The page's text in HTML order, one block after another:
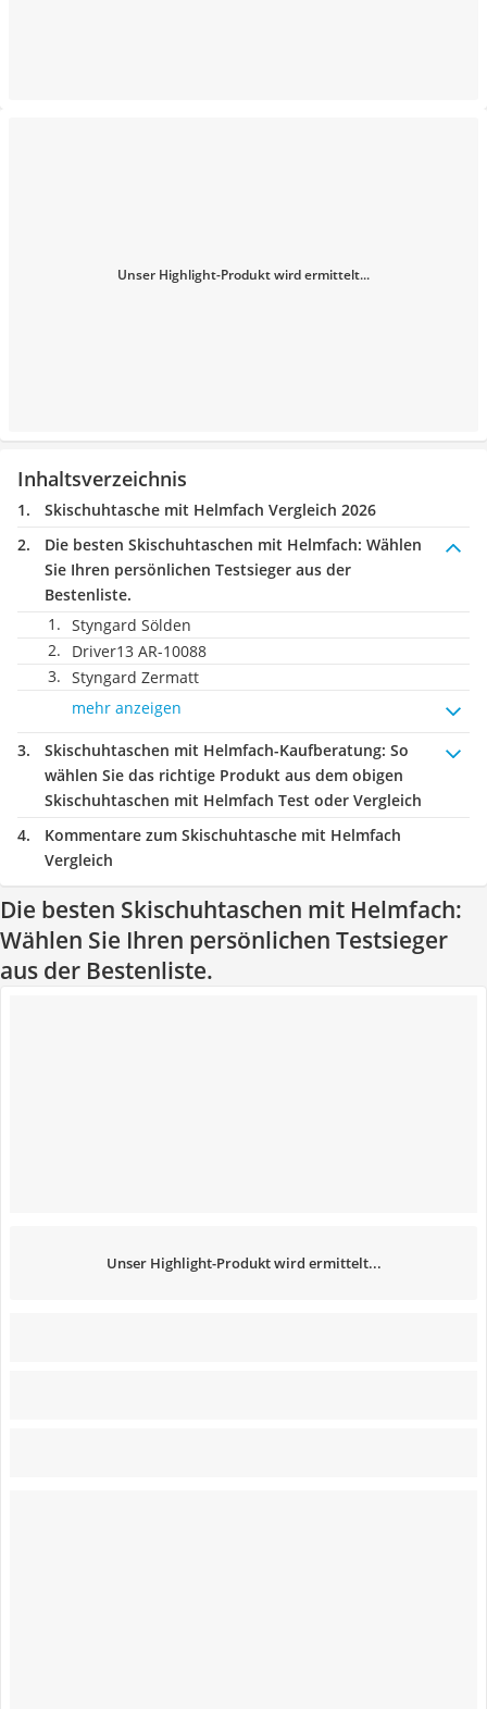
Unser Highlight-Produkt wird ermittelt...
Inhaltsverzeichnis
Skischuhtasche mit Helmfach Vergleich 2026
Die besten Skischuhtaschen mit Helmfach: Wählen
Sie Ihren persönlichen Testsieger aus der
Bestenliste.
Styngard Sölden
Driver13 AR-10088
Styngard Zermatt
mehr anzeigen
Skischuhtaschen mit Helmfach-Kaufberatung: So
wählen Sie das richtige Produkt aus dem obigen
Skischuhtaschen mit Helmfach Test oder Vergleich
Kommentare zum Skischuhtasche mit Helmfach
Vergleich
Die besten Skischuhtaschen mit Helmfach:
Wählen Sie Ihren persönlichen Testsieger
aus der Bestenliste.
Unser Highlight-Produkt wird ermittelt...